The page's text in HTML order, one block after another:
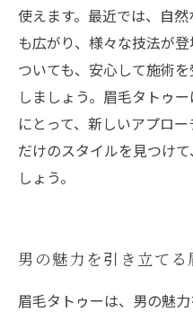
使えます。最近では、自
も広がり、様々な技法が
ついても、安心して施術
しましょう。眉毛タトゥ
にとって、新しいアプロ
だけのスタイルを見つけ
しょう。
男の魅力を引き立て
眉毛タトゥーは、男の魅